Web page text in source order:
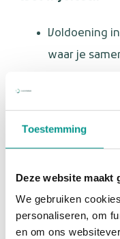
Toestemming
Deze website maakt
We gebruiken
personaliseren, om
en om ons
Voldoening
waar je
Werk in
solo praktijk;
U wordt
tandarts
Persoonlijke